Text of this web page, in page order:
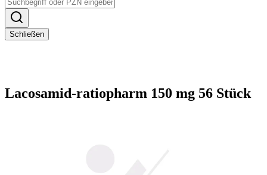
Schließen
Lacosamid-ratiopharm 150 mg 56 Stück